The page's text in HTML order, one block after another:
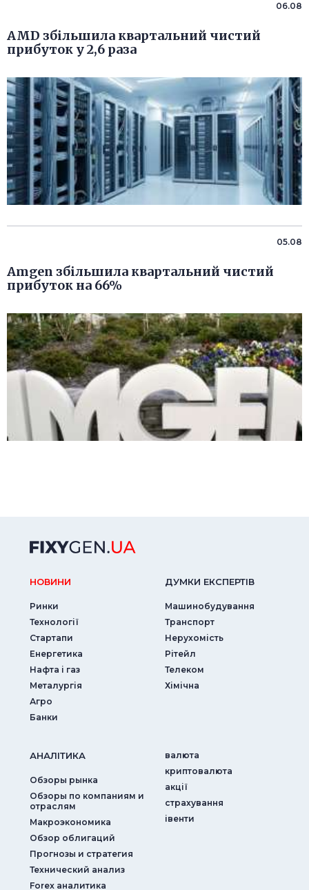
06.08
AMD збільшила квартальний чистий
прибуток у 2,6 раза
05.08
Amgen збільшила квартальний чистий
прибуток на 66%
НОВИНИ
Ринки
Технології
Стартапи
Енергетика
Нафта і газ
Металургія
Агро
Банки
ДУМКИ ЕКСПЕРТIВ
Машинобудування
Транспорт
Нерухомість
Рітейл
Телеком
Хімічна
АНАЛIТИКА
Обзоры рынка
Обзоры по компаниям и
отраслям
Макроэкономика
Обзор облигаций
Прогнозы и стратегия
Технический анализ
Forex аналитика
валюта
криптовалюта
акції
страхування
iвенти